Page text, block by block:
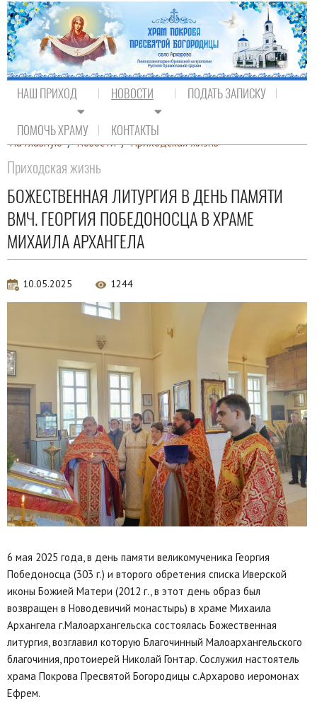
НАШ ПРИХОД НОВОСТИ ПОДАТЬ ЗАПИСКУ
ПОМОЧЬ ХРАМУ КОНТАКТЫ
На главную / Новости / Приходская жизнь
Приходская жизнь
БОЖЕСТВЕННАЯ ЛИТУРГИЯ В ДЕНЬ ПАМЯТИ
ВМЧ. ГЕОРГИЯ ПОБЕДОНОСЦА В ХРАМЕ
МИХАИЛА АРХАНГЕЛА
10.05.2025 1244
6 мая 2025 года, в день памяти великомученика Георгия
Победоносца (303 г.) и второго обретения списка Иверской
иконы Божией Матери (2012 г., в этот день образ был
возвращен в Новодевичий монастырь) в храме Михаила
Архангела г.Малоархангельска состоялась Божественная
литургия, возглавил которую Благочинный Малоархангельского
благочиния, протоиерей Николай Гонтар. Сослужил настоятель
храма Покрова Пресвятой Богородицы с.Архарово иеромонах
Ефрем.